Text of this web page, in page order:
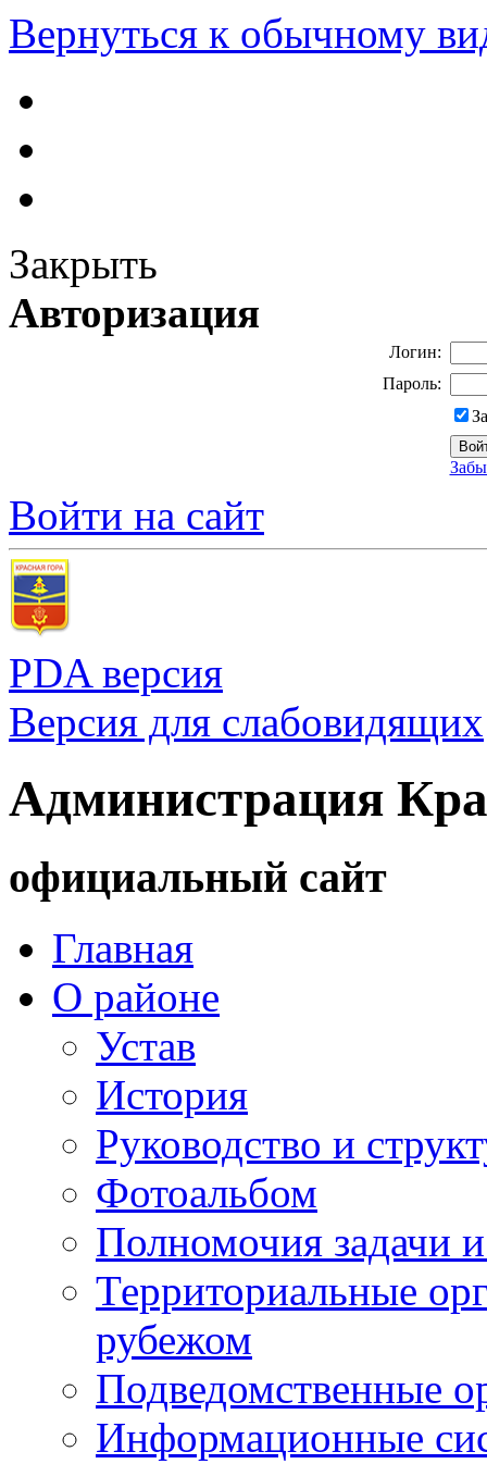
Вернуться к обычному
Закрыть
Авторизация
Логин:
Пароль:
Войти на сайт
PDA версия
Версия для слабовидящих
Администрация
официальный сайт
Главная
О районе
Устав
История
Руководство и
Фотоальбом
Полномочия задачи
Территориальные
рубежом
Подведомственные
Информационные